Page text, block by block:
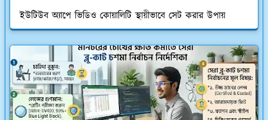
ইউটিউব অ্যাপে ভিডিও কোয়ালিটি স্থায়ীভাবে সেট করার উপায়